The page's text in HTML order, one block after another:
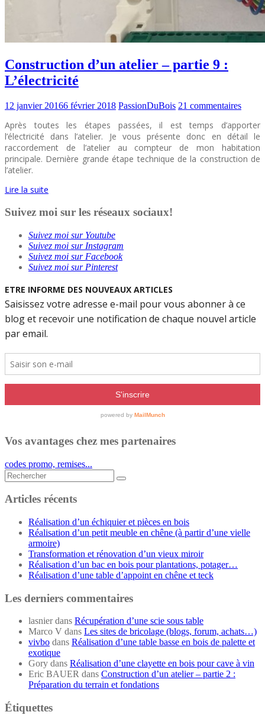
Construction d’un atelier – partie 9 :
L’électricité
12 janvier 20166 février 2018 PassionDuBois 21 commentaires
Après toutes les étapes passées, il est temps d’apporter
l’électricité dans l’atelier. Je vous présente donc en détail le
raccordement de l’atelier au compteur de mon habitation
principale. Dernière grande étape technique de la construction de
l’atelier.
Lire la suite
Suivez moi sur les réseaux sociaux!
Suivez moi sur Youtube
Suivez moi sur Instagram
Suivez moi sur Facebook
Suivez moi sur Pinterest
Vos avantages chez mes partenaires
codes promo, remises...
Rechercher...
Articles récents
Réalisation d’un échiquier et pièces en bois
Réalisation d’un petit meuble en chêne (à partir d’une vielle
armoire)
Transformation et rénovation d’un vieux miroir
Réalisation d’un bac en bois pour plantations, potager…
Réalisation d’une table d’appoint en chêne et teck
Les derniers commentaires
lasnierdans Récupération d’une scie sous table
Marco V dans Les sites de bricolage (blogs, forum, achats…)
vivbo dans Réalisation d’une table basse en bois de palette et
exotique
Gory dans Réalisation d’une clayette en bois pour cave à vin
Eric BAUER dans Construction d’un atelier – partie 2 :
Préparation du terrain et fondations
Étiquettes